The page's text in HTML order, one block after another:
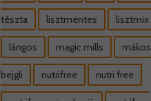
tészta lisztmentes lisztmix
lángos magic mills mákos
bejgli nutrifree nutri free